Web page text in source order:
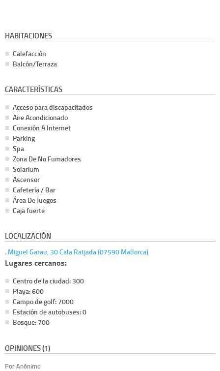
HABITACIONES
Calefacción
Balcón/Terraza
CARACTERÍSTICAS
Acceso para discapacitados
Aire Acondicionado
Conexión A Internet
Parking
Spa
Zona De No Fumadores
Solarium
Ascensor
Cafetería / Bar
Área De Juegos
Caja fuerte
LOCALIZACIÓN
. Miguel Garau, 30 Cala Ratjada (07590 Mallorca)
Lugares cercanos:
Centro de la ciudad: 300
Playa: 600
Campo de golf: 7000
Estación de autobuses: 0
Bosque: 700
OPINIONES (1)
Por Anónimo